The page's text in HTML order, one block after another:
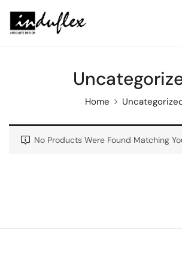
Home
No Products Were Found Matching